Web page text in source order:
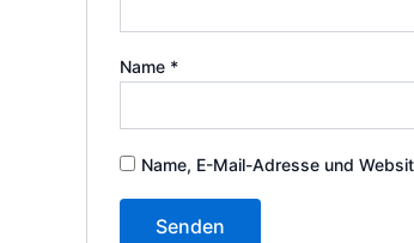
Name *
Name, E-Mail-Adresse und